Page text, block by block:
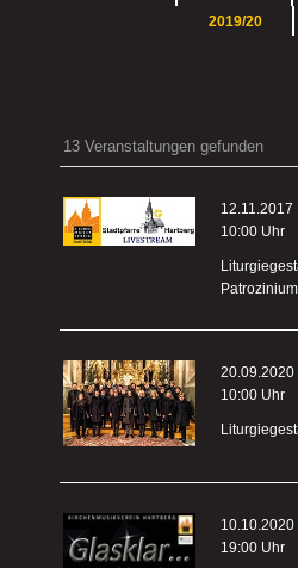
2019/20
13 Veranstaltungen gefunden
12.11.2017
10:00 Uhr
Patrozinium
20.09.2020
10:00 Uhr
10.10.2020
19:00 Uhr